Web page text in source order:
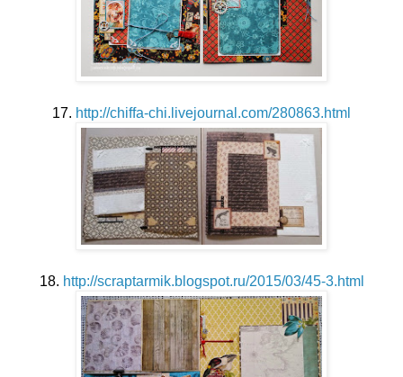
17. http://chiffa-chi.livejournal.com/280863.html
18. http://scraptarmik.blogspot.ru/2015/03/45-3.html